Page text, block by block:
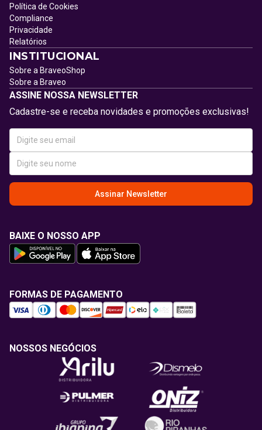
Política de Cookies
Compliance
Privacidade
Relatórios
INSTITUCIONAL
Sobre a BraveoShop
Sobre a Braveo
ASSINE NOSSA NEWSLETTER
Cadastre-se e receba novidades e promoções exclusivas!
Assinar Newsletter
BAIXE O NOSSO APP
FORMAS DE PAGAMENTO
NOSSOS NEGÓCIOS